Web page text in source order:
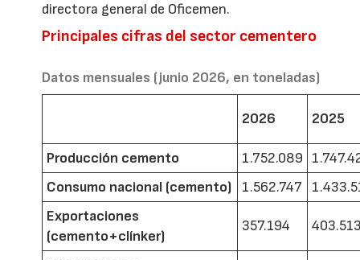
directora general de Oficemen.
Principales cifras del sector cementero
Datos mensuales (junio 2026, en toneladas)
2026 2025
Producción cemento 1.752.089
Consumo nacional (cemento)
1.562.747
Exportaciones
(cemento+clínker)
357.194